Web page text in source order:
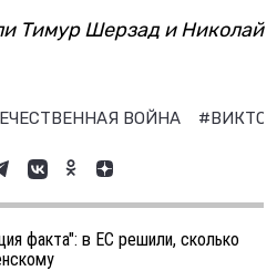
Тимур Шерзад и Николай
ВОЙНА
факта": в ЕС решили, сколько